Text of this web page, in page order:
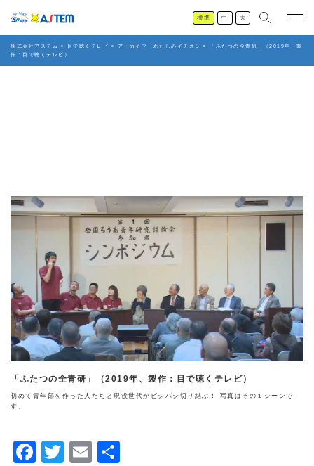
標準 中 大
株式会社アステム > 目で聴くテレビ > アーカイブ わたしのイチオシ >
「ふたつの全青研」（2019年、製
作：目で聴くテレビ）
「ふたつの全青研」（2019年、製作：目で聴くテレビ）
初めて青年部を作った人たちと現役世代がビシバシ切り結ぶ！ 写真はその１シーンで
す。
Facebook
Twitter
Email